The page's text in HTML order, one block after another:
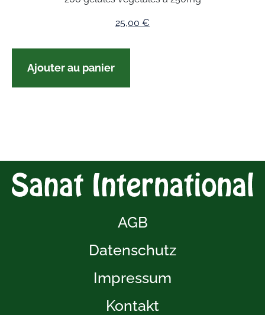
25,00 €
Ajouter au panier
AGB
Datenschutz
Impressum
Kontakt